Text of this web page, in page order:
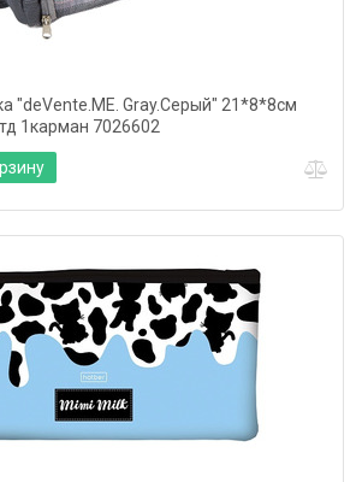
"deVente.ME. Gray.Серый" 21*8*8см
1карман 7026602